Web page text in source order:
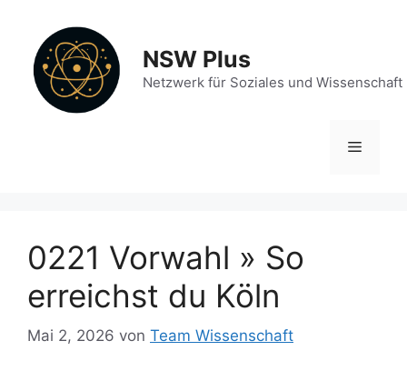
springen
NSW Plus
Netzwerk für Soziales und Wissenschaft
Menü
0221 Vorwahl » So
erreichst du Köln
Mai 2, 2026 von Team Wissenschaft